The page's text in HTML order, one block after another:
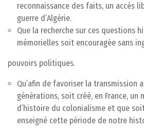
reconnaissance des faits, un accès
guerre d’Algérie.
Que la recherche sur ces questions
mémorielles soit encouragée sans
pouvoirs politiques.
Qu’afin de favoriser la transmission
générations, soit créé, en France, un
d’histoire du colonialisme et que
enseigné cette période de notre